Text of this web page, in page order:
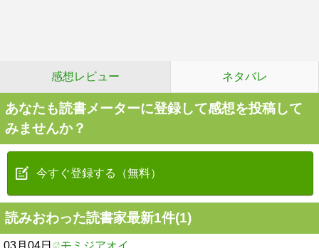
感想レビュー ネタバレ
あなたも読書メーターに登録して感想を投稿して
みませんか？
今すぐ登録する（無料）
読みおわった読書家最新1件(1)
03月04日 モミジアオイ